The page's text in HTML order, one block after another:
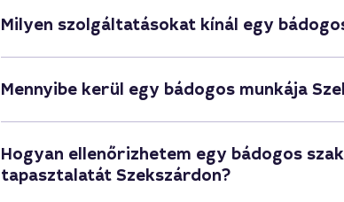
Milyen szolgáltatásokat kínál egy
Mennyibe kerül egy bádogos munkája
Hogyan ellenőrizhetem egy bádogos
tapasztalatát Szekszárdon?